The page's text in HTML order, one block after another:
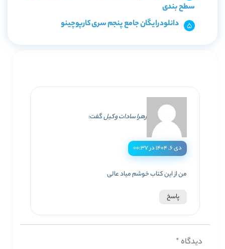
سطح بندی
دانلود رایگان جامع پنجم سری کارپوچینو
زهرا سادات وکیلگفت:
دی ۶, ۱۴۰۴ در ۰۰:۳۷
من از این کتاب خوشم میاد عالی
پاسخ
دیدگاه *